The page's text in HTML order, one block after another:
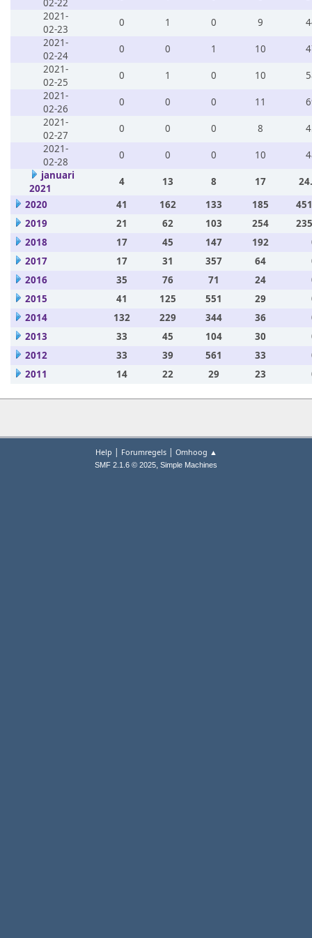
02-22
2021-
02-23
0 1 0 9
2021-
02-24
0 0 1 10
2021-
02-25
0 1 0 10
2021-
02-26
0 0 0 11
2021-
02-27
0 0 0 8
2021-
02-28
0 0 0 10
januari
2021
4 13 8 17
2020
41 162 133 185
2019
21 62 103 254
2018
17 45 147 192
2017
17 31 357 64
2016
35 76 71 24
2015
41 125 551 29
2014
132 229 344 36
2013
33 45 104 30
2012
33 39 561 33
2011
14 22 29 23
Help | Forumregels| Omhoog ▲
SMF 2.1.6 © 2025, Simple Machines